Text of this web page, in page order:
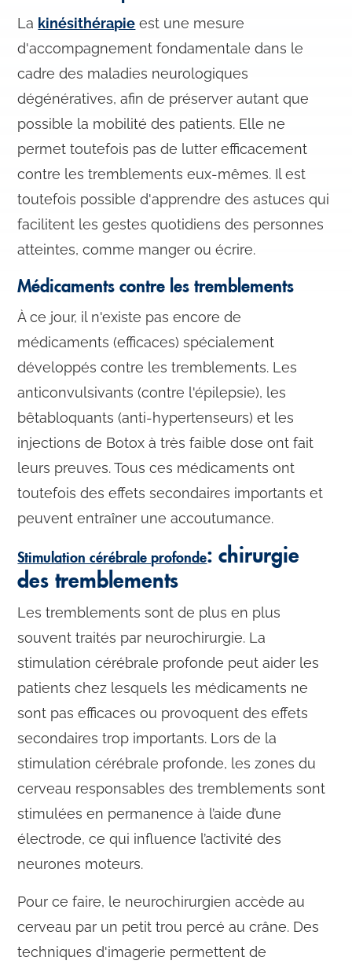
La kinésithérapie est une mesure
d'accompagnement fondamentale dans le
cadre des maladies neurologiques
dégénératives, afin de préserver autant que
possible la mobilité des patients. Elle ne
permet toutefois pas de lutter efficacement
contre les tremblements eux-mêmes. Il est
toutefois possible d'apprendre des astuces qui
facilitent les gestes quotidiens des personnes
atteintes, comme manger ou écrire.
Médicaments contre les tremblements
À ce jour, il n'existe pas encore de
médicaments (efficaces) spécialement
développés contre les tremblements. Les
anticonvulsivants (contre l'épilepsie), les
bêtabloquants (anti-hypertenseurs) et les
injections de Botox à très faible dose ont fait
leurs preuves. Tous ces médicaments ont
toutefois des effets secondaires importants et
peuvent entraîner une accoutumance.
Stimulation cérébrale profonde: chirurgie
des tremblements
Les tremblements sont de plus en plus
souvent traités par neurochirurgie. La
stimulation cérébrale profonde peut aider les
patients chez lesquels les médicaments ne
sont pas efficaces ou provoquent des effets
secondaires trop importants. Lors de la
stimulation cérébrale profonde, les zones du
cerveau responsables des tremblements sont
stimulées en permanence à l’aide d’une
électrode, ce qui influence l’activité des
neurones moteurs.
Pour ce faire, le neurochirurgien accède au
cerveau par un petit trou percé au crâne. Des
techniques d'imagerie permettent de